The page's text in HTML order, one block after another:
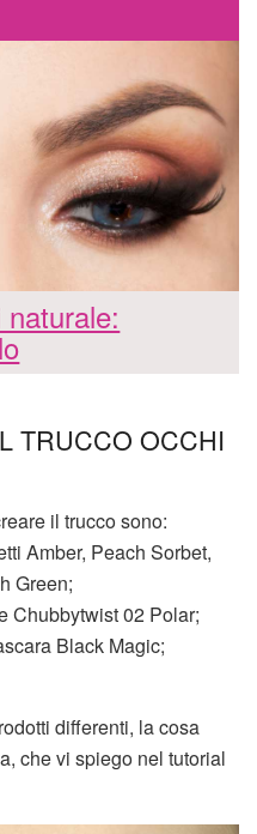
TRUCCO OCCHI
il trucco sono:
Amber, Peach Sorbet,
Green;
Chubbytwist 02 Polar;
Black Magic;
differenti, la cosa
che vi spiego nel tutorial